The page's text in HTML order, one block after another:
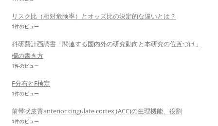
リスク比（相対危険率）とオッズ比の決定的な違いとは？
1件のビュー
科研費計画調書「関連する国内外の研究動向と本研究の位置づけ」
欄の書き方
1件のビュー
F分布とF検定
1件のビュー
前帯状皮質anterior cingulate cortex (ACC)の生理機能、役割
1件のビュー